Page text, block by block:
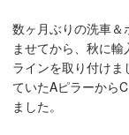
数ヶ月ぶりの洗車
ませてから、秋に
ラインを取り付け
ていたAピラーから
ました。